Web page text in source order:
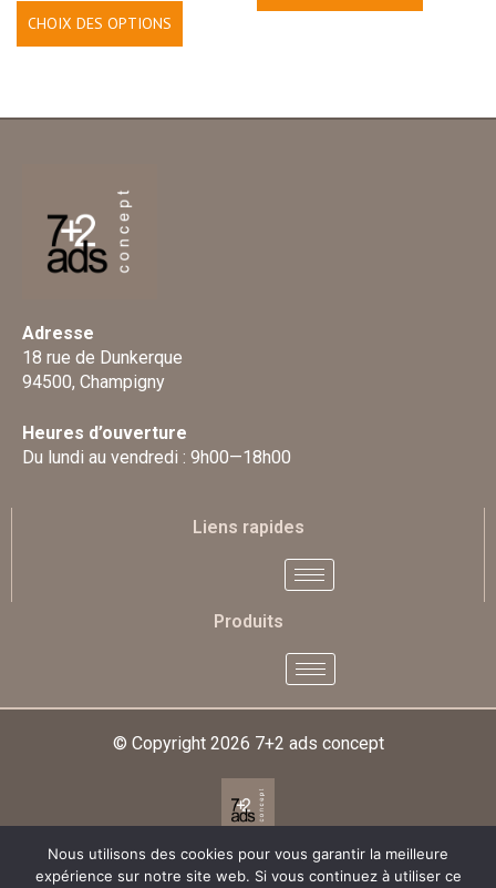
CHOIX DES OPTIONS
Adresse
18 rue de Dunkerque
94500, Champigny
Heures d’ouverture
Du lundi au vendredi : 9h00—18h00
Liens rapides
Produits
© Copyright 2026 7+2 ads concept
Designed & Developed By
Nous utilisons des cookies pour vous garantir la meilleure
expérience sur notre site web. Si vous continuez à utiliser ce